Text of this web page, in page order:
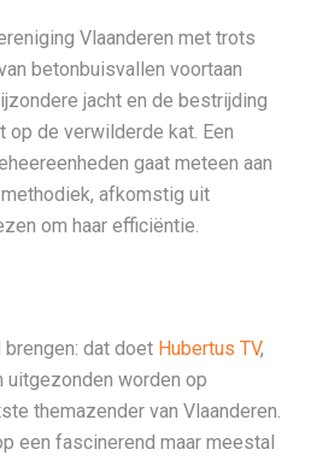
Vlaanderen met trots
betonbuisvallen voortaan
jacht en de bestrijding
op de verwilderde kat. Een
gaat meteen aan
afkomstig uit
om haar efficiëntie.
dat doet Hubertus TV,
uitgezonden worden op
themazender van Vlaanderen.
een fascinerend maar meestal